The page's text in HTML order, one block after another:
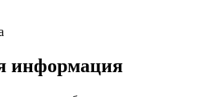
информация